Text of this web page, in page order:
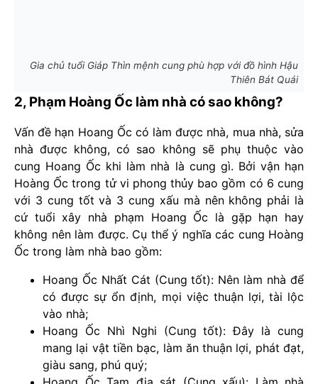
Gia chủ tuổi Giáp Thìn mệnh cung phù hợp với đồ hình Hậu
Thiên Bát Quái
2, Phạm Hoàng Ốc làm nhà có sao không?
Vấn đề hạn Hoang Ốc có làm được nhà, mua nhà, sửa
nhà được không, có sao không sẽ phụ thuộc vào
cung Hoang Ốc khi làm nhà là cung gì. Bởi vận hạn
Hoàng Ốc trong tử vi phong thủy bao gồm có 6 cung
với 3 cung tốt và 3 cung xấu mà nên không phải là
cứ tuổi xây nhà phạm Hoang Ốc là gặp hạn hay
không nên làm được. Cụ thể ý nghĩa các cung Hoàng
Ốc trong làm nhà bao gồm:
Hoang Ốc Nhất Cát (Cung tốt): Nên làm nhà để
có được sự ổn định, mọi việc thuận lợi, tài lộc
vào nhà;
Hoang Ốc Nhì Nghi (Cung tốt): Đây là cung
mang lại vật tiền bạc, làm ăn thuận lợi, phát đạt,
giàu sang, phú quý;